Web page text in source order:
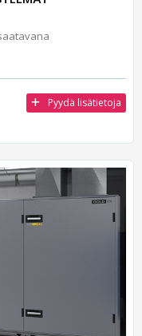
Pyydä lisätietoja